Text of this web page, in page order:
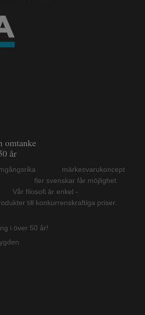
omtanke
år
märkesvarukoncept
fler svenskar får möjlighet
Vår filosofi är enkel -
konkurrenskraftiga priser.
i över 50 år!